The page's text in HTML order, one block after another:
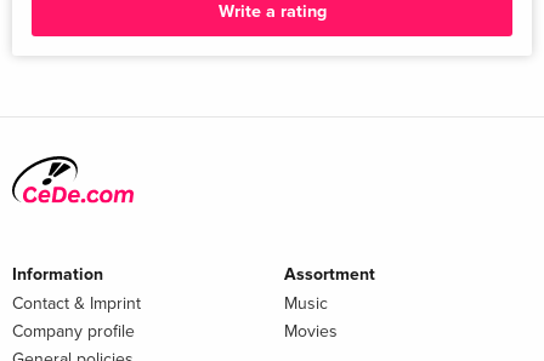
Write a rating
Information
Contact & Imprint
Company profile
Assortment
Music
Movies